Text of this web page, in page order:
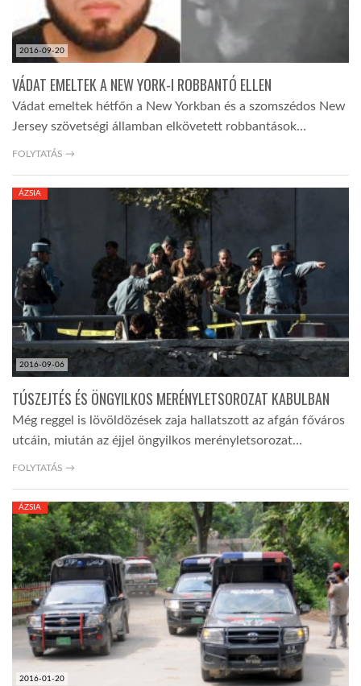
2016-09-20
VÁDAT EMELTEK A NEW YORK-I ROBBANTÓ ELLEN
Vádat emeltek hétfőn a New Yorkban és a szomszédos New
Jersey szövetségi államban elkövetett robbantások…
FOLYTATÁS →
2016-09-06
ÁZSIA
TÚSZEJTÉS ÉS ÖNGYILKOS MERÉNYLETSOROZAT KABULBAN
Még reggel is lövöldözések zaja hallatszott az afgán főváros
utcáin, miután az éjjel öngyilkos merényletsorozat…
FOLYTATÁS →
2016-01-20
ÁZSIA